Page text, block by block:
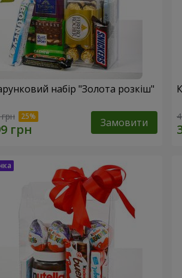
набір "Золота розкіш"
Замовити